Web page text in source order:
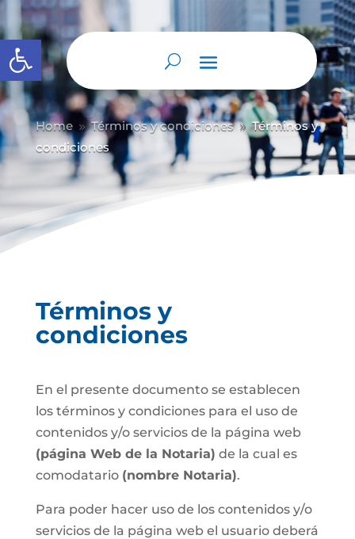
Abrir barra de herramientas
Home 9 Términos y condiciones 9 Términos y
condiciones
Términos y
condiciones
En el presente documento se establecen
los términos y condiciones para el uso de
contenidos y/o servicios de la página web
(página Web de la Notaria) de la cual es
comodatario (nombre Notaria).
Para poder hacer uso de los contenidos y/o
servicios de la página web el usuario deberá